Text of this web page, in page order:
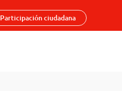
Participación ciudadana